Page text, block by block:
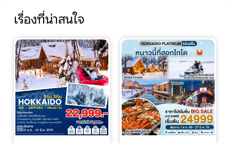
เรื่องที่น่าสนใจ